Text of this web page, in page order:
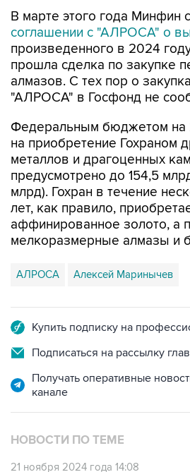
В марте этого года Минфин
соглашении с "АЛРОСА" о
произведенного в 2024
прошла сделка по закупке
алмазов. С тех пор о
"АЛРОСА" в Госфонд не
Федеральным бюджетом на
на приобретение Гохраном
металлов и драгоценных
предусмотрено до 154,5
млрд). Гохран в течение
лет, как правило,
аффинированное золото, а
мелкоразмерные алмазы и
АЛРОСА Алексей Маринычев
Купить подписку на
Подписаться на рассылку
Получать оперативные
канале
НОВОСТИ ПО ТЕМЕ
21 ноября 2024 года 14:08